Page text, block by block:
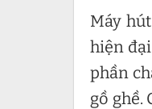
Máy
hiện
phần
gồ ghề.